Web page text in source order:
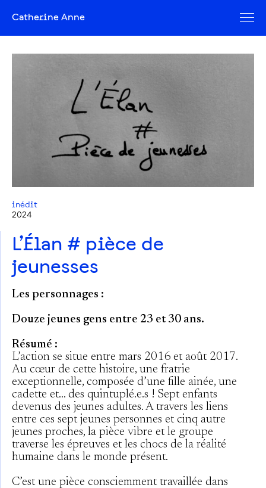
Catherine Anne
inédit
2024
L’Élan # pièce de
jeunesses
Les personnages :
Douze jeunes gens entre 23 et 30 ans.
Résumé :
L’action se situe entre mars 2016 et août 2017.
Au cœur de cette histoire, une fratrie
exceptionnelle, composée d’une fille ainée, une
cadette et… des quintuplé.e.s ! Sept enfants
devenus des jeunes adultes. A travers les liens
entre ces sept jeunes personnes et cinq autre
jeunes proches, la pièce vibre et le groupe
traverse les épreuves et les chocs de la réalité
humaine dans le monde présent.
C’est une pièce consciemment travaillée dans